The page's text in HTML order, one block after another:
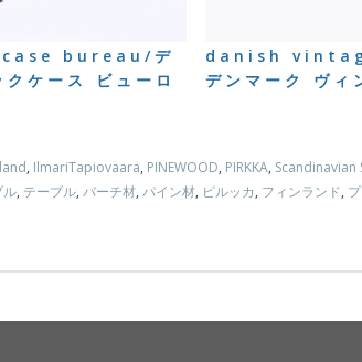
bureau/デ
ケース ビューロ
danish
デンマーク ヴィ
, IlmariTapiovaara, PINEWOOD, PIRKKA, Scandinavian
ル, テーブル, バーチ材, パイン材, ピルッカ, フィンランド,